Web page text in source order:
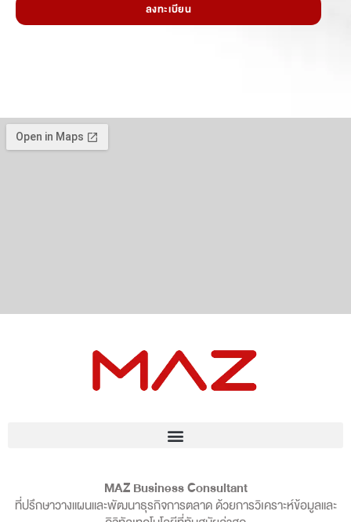
ลงทะเบียน
MAZ Business Consultant
ที่ปรึกษาวางแผนและพัฒนาธุรกิจการตลาด ด้วยการวิเคราะห์ข้อมูลและ